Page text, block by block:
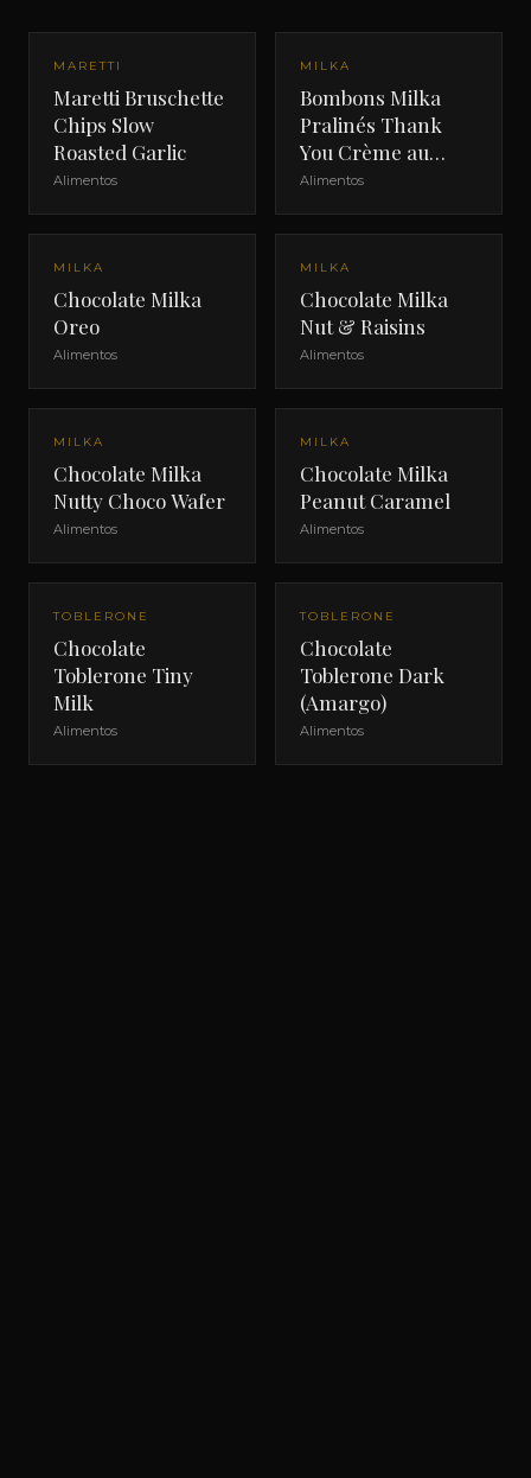
MARETTI
Maretti Bruschette
Chips Slow
Roasted Garlic
Alimentos
MILKA
Bombons Milka
Pralinés Thank
You Crème au
Cacao
Alimentos
MILKA
Chocolate Milka
Oreo
Alimentos
MILKA
Chocolate Milka
Nut & Raisins
Alimentos
MILKA
Chocolate Milka
Nutty Choco Wafer
Alimentos
MILKA
Chocolate Milka
Peanut Caramel
Alimentos
TOBLERONE
Chocolate
Toblerone Tiny
Milk
Alimentos
TOBLERONE
Chocolate
Toblerone Dark
(Amargo)
Alimentos